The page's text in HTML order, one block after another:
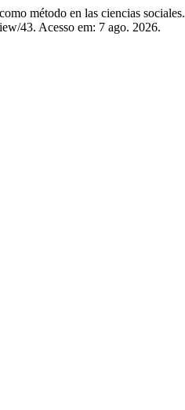
método en las ciencias sociales.
43. Acesso em: 7 ago. 2026.